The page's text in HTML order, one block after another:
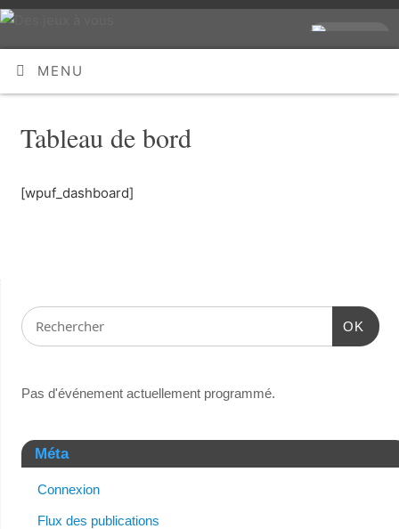
MENU
Tableau de bord
[wpuf_dashboard]
OK
Pas d'événement actuellement programmé.
Méta
Connexion
Flux des publications